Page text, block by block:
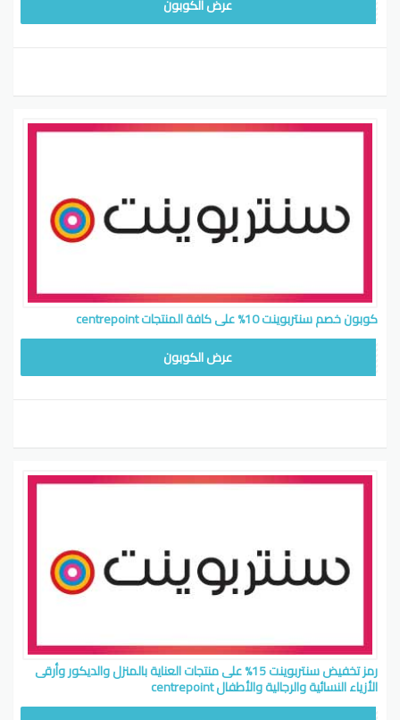
عرض الكوبون
كوبون خصم سنتربوينت 10% على كافة المنتجات centrepoint
عرض الكوبون
رمز تخفيض سنتربوينت 15% على منتجات العناية بالمنزل والديكور وأرقى
الأزياء النسائية والرجالية والأطفال centrepoint